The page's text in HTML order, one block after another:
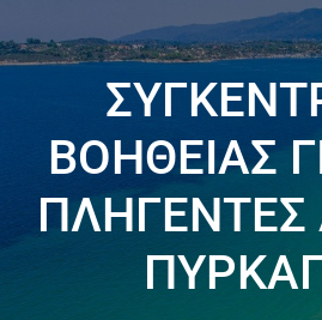
ΒΟΗΘΕΙΑΣ
ΠΛΗΓΕΝΤΕΣ